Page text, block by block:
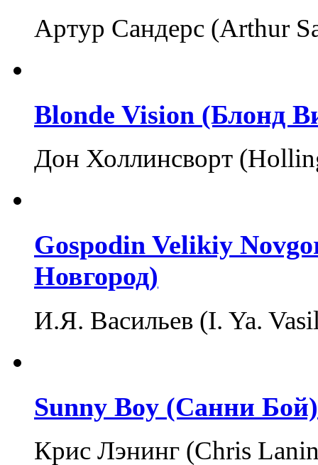
Артур Сандерс (Arthur
Blonde Vision (Блонд
Дон Холлинсворт
Gospodin Velikiy
Новгород)
И.Я. Васильев (I. Ya.
Sunny Boy (Санни Бой)
Крис Лэнинг (Chris